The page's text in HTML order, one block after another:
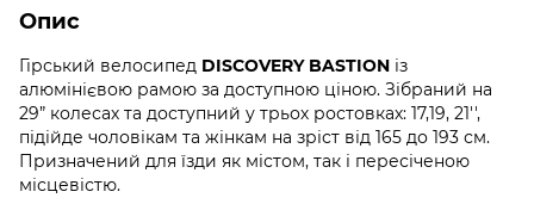
Опис
Гірський велосипед DISCOVERY BASTION із
алюмінієвою рамою за доступною ціною. Зібраний на
29” колесах та доступний у трьох ростовках: 17,19, 21'',
підійде чоловікам та жінкам на зріст від 165 до 193 см.
Призначений для їзди як містом, так і пересіченою
місцевістю.